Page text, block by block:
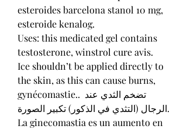
esteroides barcelona stanol 10 mg,
esteroide kenalog.
Uses: this medicated gel contains
testosterone, winstrol cure avis.
Ice shouldn’t be applied directly to
the skin, as this can cause burns,
gynécomastie.. تضخم الثدي عند
الرجال (التثدي في الذكور) تكبير الصورة.
La ginecomastia es un aumento en